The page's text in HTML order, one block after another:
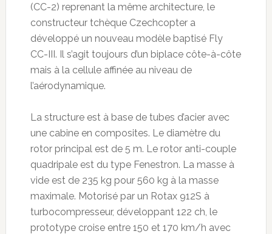
(CC-2) reprenant la même architecture, le
constructeur tchèque Czechcopter a
développé un nouveau modèle baptisé Fly
CC-III. Il s’agit toujours d’un biplacecôte-à-côte
mais à la cellule affinée au niveau de
l’aérodynamique.
La structure est à base de tubes d’acier avec
une cabine en composites. Le diamètre du
rotor principal est de 5 m. Le rotor anti-couple
quadripale est du type Fenestron. La masse à
vide est de 235 kg pour 560 kg à la masse
maximale. Motorisé par un Rotax 912S à
turbocompresseur, développant 122 ch, le
prototype croise entre 150 et 170 km/h avec